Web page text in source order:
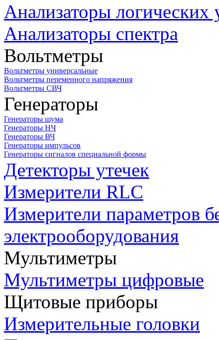
Анализаторы логических
Анализаторы спектра
Вольтметры
Вольтметры универсальные
Вольтметры переменного напряжения
Вольтметры СВЧ
Генераторы
Генераторы шума
Генераторы НЧ
Генераторы ВЧ
Генераторы импульсов
Генераторы сигналов специальной формы
Детекторы утечек
Измерители RLC
Измерители параметров
электрооборудования
Мультиметры
Мультиметры цифровые
Щитовые приборы
Измерительные головки